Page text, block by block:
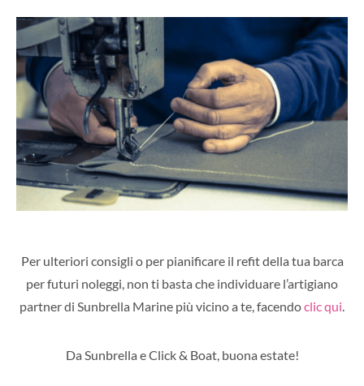
Per ulteriori consigli o per pianificare il refit della tua barca
per futuri noleggi, non ti basta che individuare l’artigiano
partner di Sunbrella Marine più vicino a te, facendoclic qui.
Da Sunbrella e Click & Boat, buona estate!